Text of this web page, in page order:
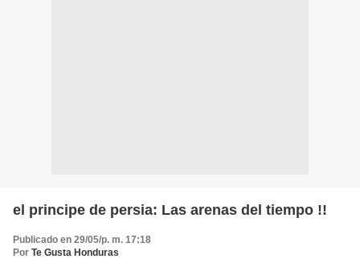
el principe de persia: Las arenas del tiempo !!
Publicado en 29/05/p. m. 17:18
Por Te Gusta Honduras